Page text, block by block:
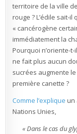
territoire de la ville
rouge ? L’édile sait-
« cancérogène
immédiatement la
Pourquoi n’oriente-
ne fait plus aucun
sucrées augmente
première canette ?
Comme l’explique un
Nations Unies,
« Dans le cas du